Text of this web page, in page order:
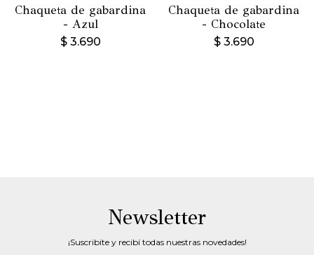
Chaqueta de gabardina
- Azul
$ 3.690
Chaqueta de gabardina
- Chocolate
$ 3.690
Newsletter
¡Suscribite y recibí todas nuestras novedades!